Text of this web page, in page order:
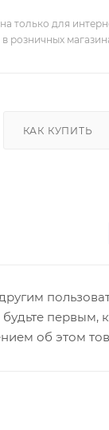
только для
розничных
КАК КУПИТЬ
первым,
об этом